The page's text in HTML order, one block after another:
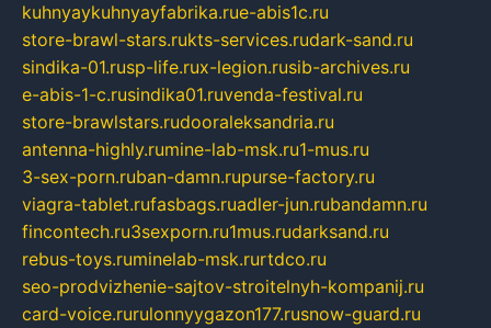
kuhnyaykuhnyayfabrika.rue-abis1c.ru
store-brawl-stars.rukts-services.rudark-sand.ru
sindika-01.rusp-life.rux-legion.rusib-archives.ru
e-abis-1-c.rusindika01.ruvenda-festival.ru
store-brawlstars.rudooraleksandria.ru
antenna-highly.rumine-lab-msk.ru1-mus.ru
3-sex-porn.ruban-damn.rupurse-factory.ru
viagra-tablet.rufasbags.ruadler-jun.rubandamn.ru
fincontech.ru3sexporn.ru1mus.rudarksand.ru
rebus-toys.ruminelab-msk.rurtdco.ru
seo-prodvizhenie-sajtov-stroitelnyh-kompanij.ru
card-voice.rurulonnyygazon177.rusnow-guard.ru